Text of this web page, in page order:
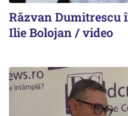
Răzvan Dumitrescu
Ilie Bolojan / video